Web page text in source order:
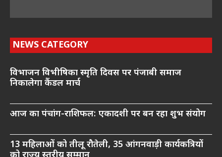
NEWS CATEGORY
विभाजन विभीषिका स्मृति दिवस पर पंजाबी समाज
निकालेगा कैंडल मार्च
आज का पंचांग-राशिफल: एकादशी पर बन रहा शुभ संयोग
13 महिलाओं को तीलू रौतेली, 35 आंगनवाड़ी कार्यकत्रियों